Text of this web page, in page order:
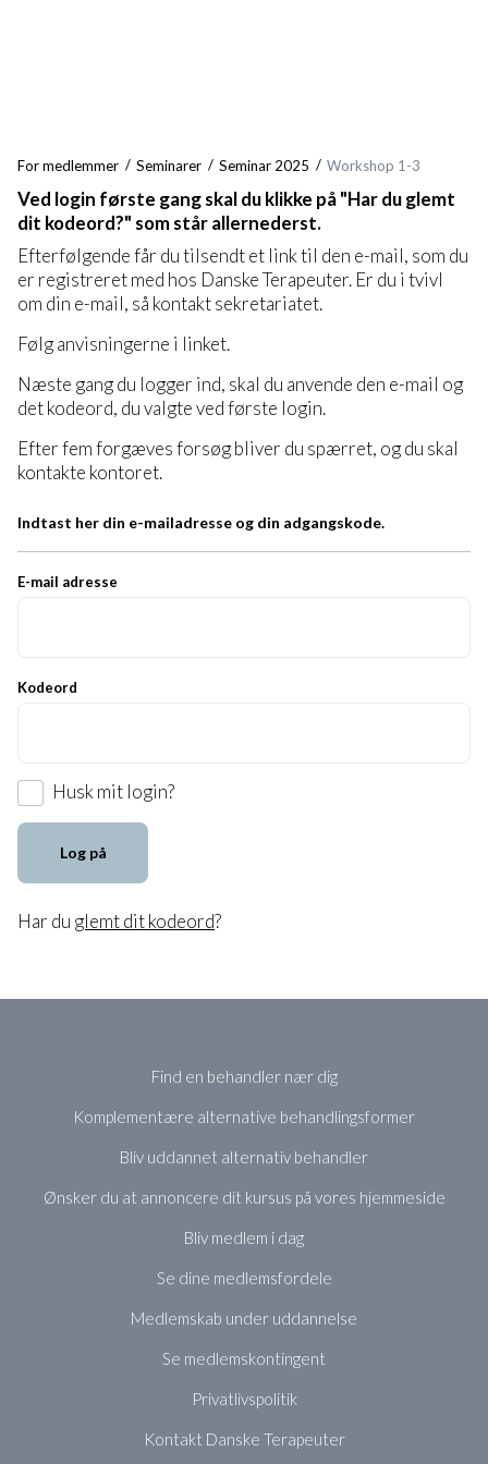
For medlemmer Seminarer Seminar 2025 Workshop 1-3
Ved login første gang skal du klikke på "Har du glemt
dit kodeord?" som står allernederst.
Efterfølgende får du tilsendt et link til den e-mail, som du
er registreret med hos Danske Terapeuter. Er du i tvivl
om din e-mail, så kontakt sekretariatet.
Følg anvisningerne i linket.
Næste gang du logger ind, skal du anvende den e-mail og
det kodeord, du valgte ved første login.
Efter fem forgæves forsøg bliver du spærret, og du skal
kontakte kontoret.
Indtast her din e-mailadresse og din adgangskode.
E-mail adresse
Kodeord
Husk mit login?
Log på
Har du glemt dit kodeord?
Find en behandler nær dig
Komplementære alternative behandlingsformer
Bliv uddannet alternativ behandler
Ønsker du at annoncere dit kursus på vores hjemmeside
Bliv medlem i dag
Se dine medlemsfordele
Medlemskab under uddannelse
Se medlemskontingent
Privatlivspolitik
Kontakt Danske Terapeuter